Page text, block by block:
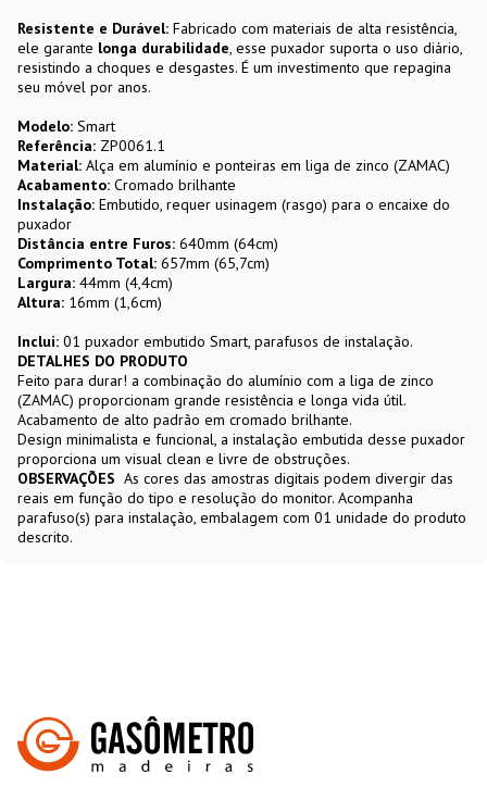
Resistente e Durável: Fabricado com materiais de alta resistência,
ele garante longa durabilidade, esse puxador suporta o uso diário,
resistindo a choques e desgastes. É um investimento que repagina
seu móvel por anos.
Modelo: Smart
Referência: ZP0061.1
Material: Alça em alumínio e ponteiras em liga de zinco (ZAMAC)
Acabamento: Cromado brilhante
Instalação: Embutido, requer usinagem (rasgo) para o encaixe do
puxador
Distância entre Furos: 640mm (64cm)
Comprimento Total: 657mm (65,7cm)
Largura: 44mm (4,4cm)
Altura: 16mm (1,6cm)
Inclui: 01 puxador embutido Smart, parafusos de instalação.
DETALHES DO PRODUTO
Feito para durar! a combinação do alumínio com a liga de zinco
(ZAMAC) proporcionam grande resistência e longa vida útil.
Acabamento de alto padrão em cromado brilhante.
Design minimalista e funcional, a instalação embutida desse puxador
proporciona um visual clean e livre de obstruções.
OBSERVAÇÕES As cores das amostras digitais podem divergir das
reais em função do tipo e resolução do monitor. Acompanha
parafuso(s) para instalação, embalagem com 01 unidade do produto
descrito.